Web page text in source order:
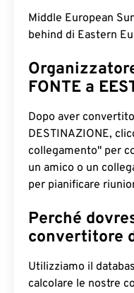
Middle European
behind di Eastern
FONTE a
Dopo aver
DESTINAZIONE,
collegamento" per
un amico o un
per pianificare
Perché
convertitore
Utilizziamo il
calcolare le nostre